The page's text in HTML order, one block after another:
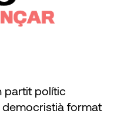
partit polític
democristià format